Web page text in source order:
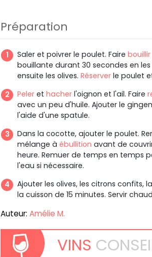
Préparation
Saler et poivrer le poulet. Faire bouillir
bouillante durant 30 secondes en
ensuite les olives. Réserver le poulet
Peler et hacher l'oignon et l'ail. Faire
avec un peu d'huile. Ajouter le
l'aide d'une spatule.
Dans la cocotte, ajouter le poulet.
mélange à ébullition avant de
heure. Remuer de temps en temps
l'eau si nécessaire.
Ajouter les olives, les citrons confits,
la cuisson de 15 minutes. Servir
Auteur: Amélie M.
VINS